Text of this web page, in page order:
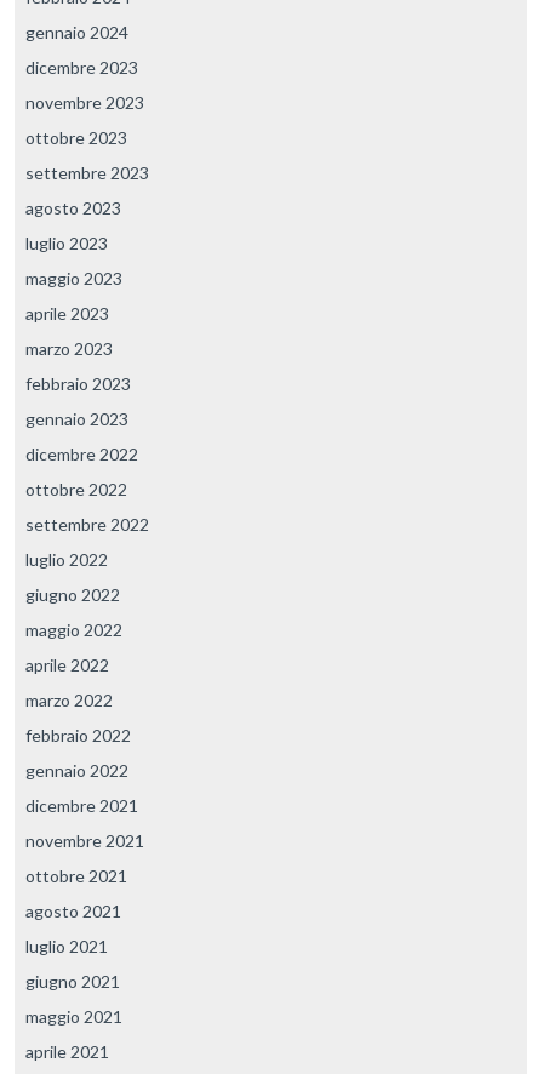
gennaio 2024
dicembre 2023
novembre 2023
ottobre 2023
settembre 2023
agosto 2023
luglio 2023
maggio 2023
aprile 2023
marzo 2023
febbraio 2023
gennaio 2023
dicembre 2022
ottobre 2022
settembre 2022
luglio 2022
giugno 2022
maggio 2022
aprile 2022
marzo 2022
febbraio 2022
gennaio 2022
dicembre 2021
novembre 2021
ottobre 2021
agosto 2021
luglio 2021
giugno 2021
maggio 2021
aprile 2021